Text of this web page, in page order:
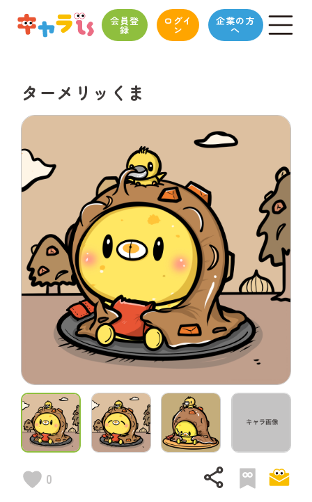
会員登
録
ログイ
ン
企業の方
へ
ターメリッくま
0 share